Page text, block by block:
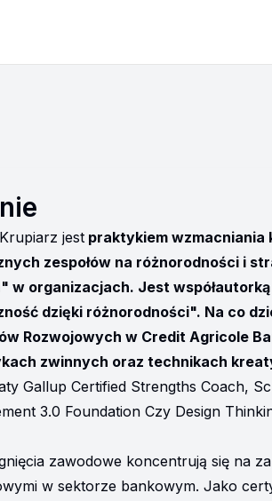
jest praktykiem
zespołów na różnorodności i
w organizacjach. Jest
dzięki różnorodności". Na co
Rozwojowych w Credit Agricole
zwinnych oraz technikach
Gallup Certified Strengths Coach,
3.0 Foundation Czy Design
zawodowe koncentrują się na
w sektorze bankowym. Jako